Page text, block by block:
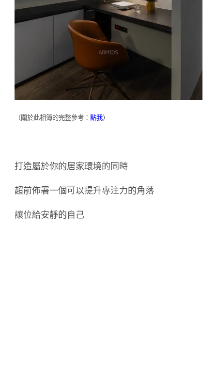
（關於此相簿的完整參考： 點我）
打造屬於你的居家環境的同時
超前佈署一個可以提升專注力的角落
讓位給安靜的自己